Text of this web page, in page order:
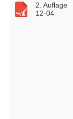
2. Auflage
12-04